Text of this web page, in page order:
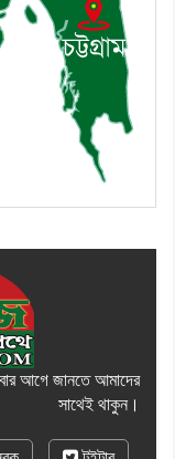
আগে জানতে আমাদের
সাথেই থাকুন।